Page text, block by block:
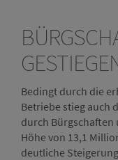
Bedingt durch die
Betriebe stieg auch
durch Bürgschaften
Höhe von 13,1
deutliche